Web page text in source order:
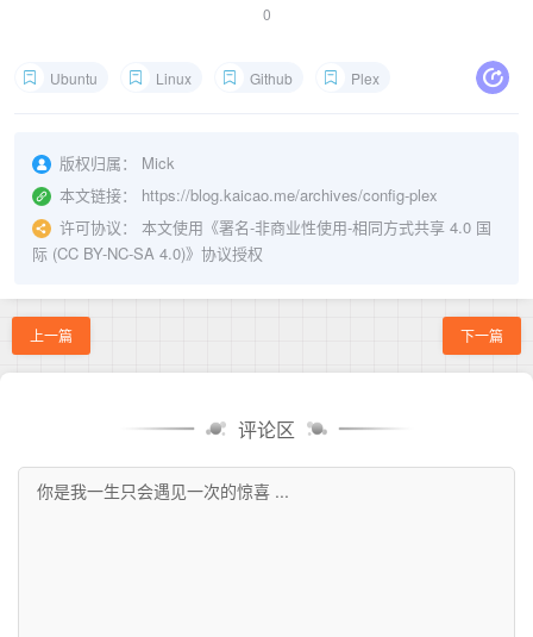
0
Ubuntu Linux Github Plex
版权归属：
Mick
本文链接：
https://blog.kaicao.me/archives/config-plex
许可协议：
本文使用《署名-非商业性使用-相同方式共享 4.0 国
际 (CC BY-NC-SA 4.0)》协议授权
上一篇 下一篇
评论区